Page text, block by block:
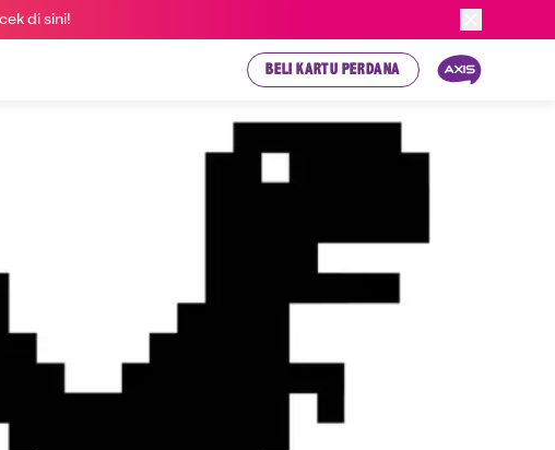
di sini!
BELI KARTU PERDANA